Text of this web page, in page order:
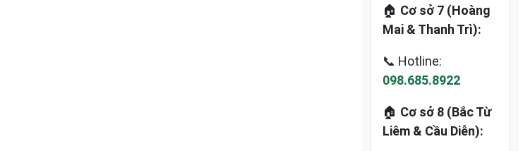
🏠 Cơ sở 7 (Hoàng
Mai & Thanh Trì):
📞 Hotline:
098.685.8922
🏠 Cơ sở 8 (Bắc Từ
Liêm & Cầu Diễn):